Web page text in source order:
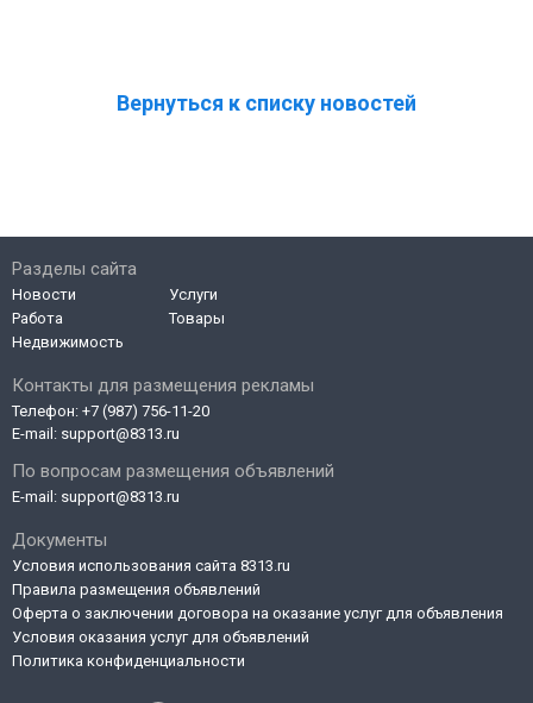
Вернуться к списку новостей
Контакты для размещения рекламы
Телефон: +7 (987) 756-11-20
E-mail: support@8313.ru
По вопросам размещения объявлений
E-mail: support@8313.ru
Документы
Условия использования сайта 8313.ru
Правила размещения объявлений
Оферта о заключении договора на оказание услуг для объявления
Условия оказания услуг для объявлений
Политика конфиденциальности
Разделы сайта
Новости
Работа
Недвижимость
Услуги
Товары